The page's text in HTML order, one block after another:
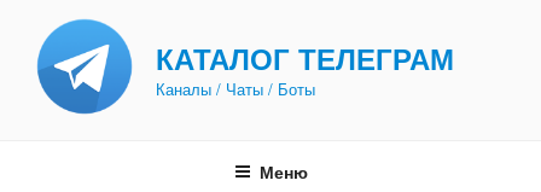
содержимому
КАТАЛОГ ТЕЛЕГРАМ
Каналы / Чаты / Боты
Меню